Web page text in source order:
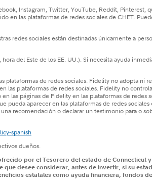
Instagram, Twitter, YouTube, Reddit, Pinterest,
en las plataformas de redes sociales de CHET.
redes sociales están destinadas únicamente a
del Este de los EE. UU.). Si necesita ayuda
plataformas de redes sociales. Fidelity no adopta ni
las plataformas de redes sociales. Fidelity no
las páginas de Fidelity en las plataformas de redes
aparecer en las plataformas de redes sociales
recomendación o declarar un testimonio para o
spanish
dueños.
por el Tesorero del estado de Connecticut
desee considerar, antes de invertir, si su
estatales como ayuda financiera, fondos